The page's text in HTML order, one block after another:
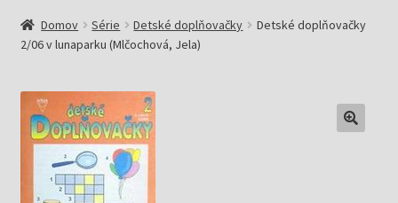
E-knihy
Predplatné
Pripravujeme
Pre školy
Domov Série Detské doplňovačky
Detské doplňovačky
2/06 v lunaparku (Mlčochová, Jela)